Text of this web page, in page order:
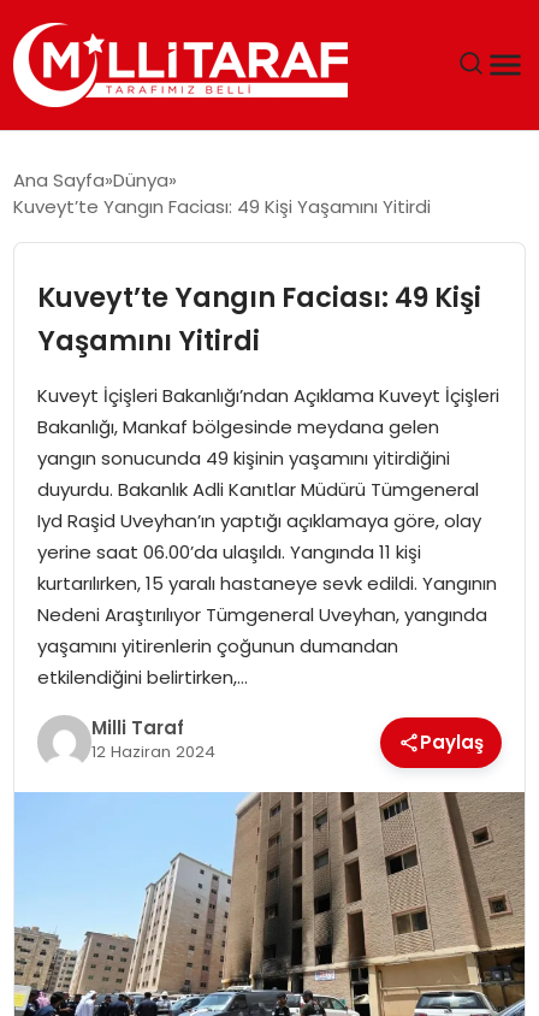
ÖZEL SAYFALAR
TEKNOLOJI
EKONOMI
SPOR
SIYASET
MAGAZIN
Ana Sayfa Dünya
Kuveyt’te Yangın Faciası: 49 Kişi Yaşamını Yitirdi
Kuveyt’te Yangın Faciası: 49 Kişi
Yaşamını Yitirdi
Kuveyt İçişleri Bakanlığı’ndan Açıklama Kuveyt İçişleri
Bakanlığı, Mankaf bölgesinde meydana gelen
yangın sonucunda 49 kişinin yaşamını yitirdiğini
duyurdu. Bakanlık Adli Kanıtlar Müdürü Tümgeneral
Iyd Raşid Uveyhan’ın yaptığı açıklamaya göre, olay
yerine saat 06.00’da ulaşıldı. Yangında 11 kişi
kurtarılırken, 15 yaralı hastaneye sevk edildi. Yangının
Nedeni Araştırılıyor Tümgeneral Uveyhan, yangında
yaşamını yitirenlerin çoğunun dumandan
etkilendiğini belirtirken,…
Milli Taraf
12 Haziran 2024 Paylaş